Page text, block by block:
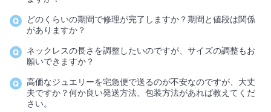
どのくらいの期間で修理が完了しますか？期間と値段は関係
がありますか？
ネックレスの長さを調整したいのですが、サイズの調整もお
願いできますか？
高価なジュエリーを宅急便で送るのが不安なのですが、大丈
夫ですか？何か良い発送方法、包装方法があれば教えてくだ
さい。